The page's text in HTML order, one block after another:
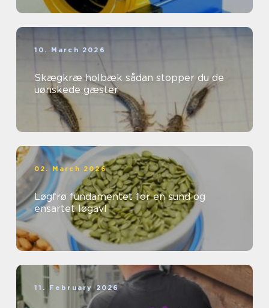
10. March 2026
Skægkræ holbæk sådan stopper du de
uønskede gæster
02. March 2026
Løgfrø fundamentet for en sund og
ensartet løgavl
11. February 2026